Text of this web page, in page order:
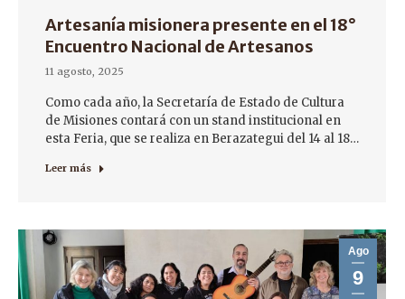
Artesanía misionera presente en el 18°
Encuentro Nacional de Artesanos
11 agosto, 2025
Como cada año, la Secretaría de Estado de Cultura
de Misiones contará con un stand institucional en
esta Feria, que se realiza en Berazategui del 14 al 18…
Leer más
Ago
9